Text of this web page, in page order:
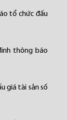
tổ chức đấu
thông báo
giá tài sản số